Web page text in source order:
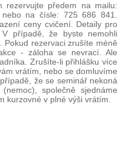
rezervujte předem na mailu:
, nebo na čísle: 725 686 841.
ceny cvičení. Detaily pro
případě, že byste nemohli
rezervaci zrušíte méně
- záloha se nevrací. Ale
Zrušíte-li přihlášku více
vrátím, nebo se domluvíme
že se seminář nekoná
společně sjednáme
kurzovné v plné výši vrátím.